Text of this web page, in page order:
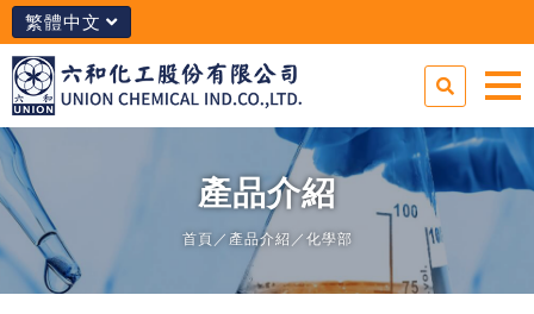
繁體中文
產品介紹
首頁 ／ 產品介紹 ／ 化學部